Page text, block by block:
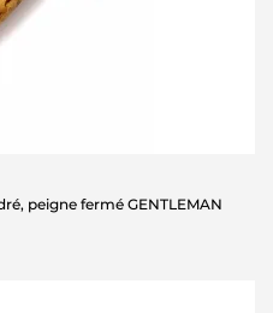
peigne fermé GENTLEMAN